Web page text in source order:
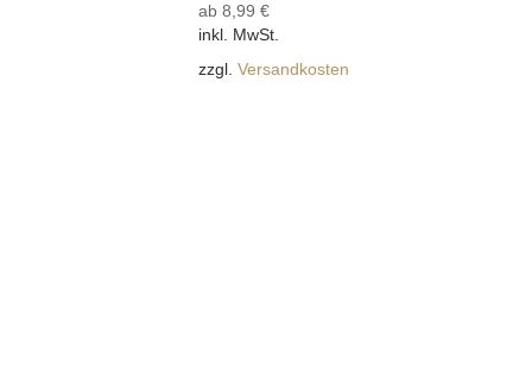
ab8,99€
inkl. MwSt.
zzgl.Versandkosten